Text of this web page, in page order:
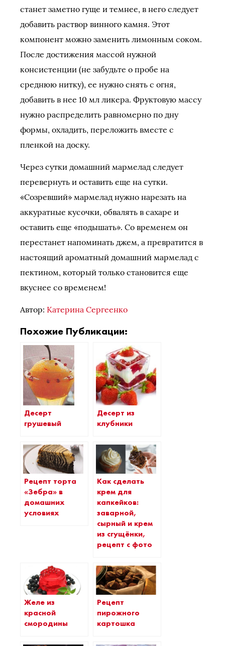
станет заметно гуще и темнее, в него следует
добавить раствор винного камня. Этот
компонент можно заменить лимонным соком.
После достижения массой нужной
консистенции (не забудьте о пробе на
среднюю нитку), ее нужно снять с огня,
добавить в нее 10 мл ликера. Фруктовую массу
нужно распределить равномерно по дну
формы, охладить, переложить вместе с
пленкой на доску.
Через сутки домашний мармелад следует
перевернуть и оставить еще на сутки.
«Созревший» мармелад нужно нарезать на
аккуратные кусочки, обвалять в сахаре и
оставить еще «подышать». Со временем он
перестанет напоминать джем, а превратится в
настоящий ароматный домашний мармелад с
пектином, который только становится еще
вкуснее со временем!
Автор: Катерина Сергеенко
Похожие Публикации:
Десерт
грушевый
Десерт из
клубники
Рецепт торта
«Зебра» в
домашних
условиях
Как сделать
крем для
капкейков:
заварной,
сырный и крем
из сгущёнки,
рецепт с фото
Желе из
красной
смородины
Рецепт
пирожного
картошка